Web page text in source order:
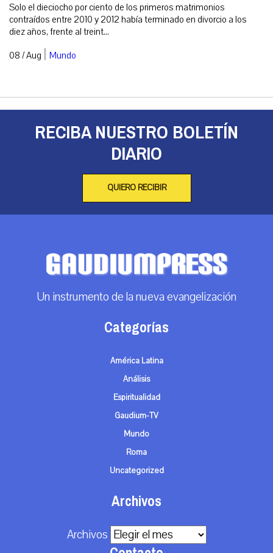
Solo el dieciocho por ciento de los primeros matrimonios
contraídos entre 2010 y 2012 había terminado en divorcio a los
diez años, frente al treint...
08 / Aug | Mundo
RECIBA NUESTRO BOLETÍN
DIARIO
QUIERO RECIBIR
Un instrumento de la nueva evangelización
Categorías
América Latina
Análisis
Espiritualidad
Gaudium-TV
Mundo
Roma
Uncategorized
Archivos
Archivos